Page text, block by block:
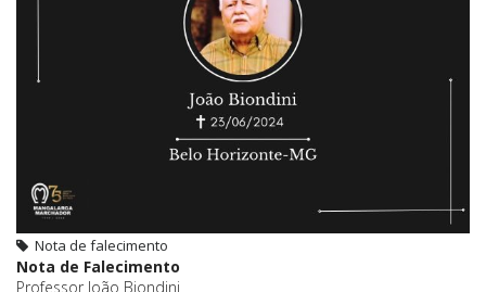
Nota de falecimento
Nota de Falecimento
Professor João Biondini